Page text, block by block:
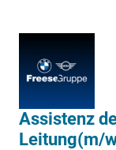
Assistenz
Leitung(m/